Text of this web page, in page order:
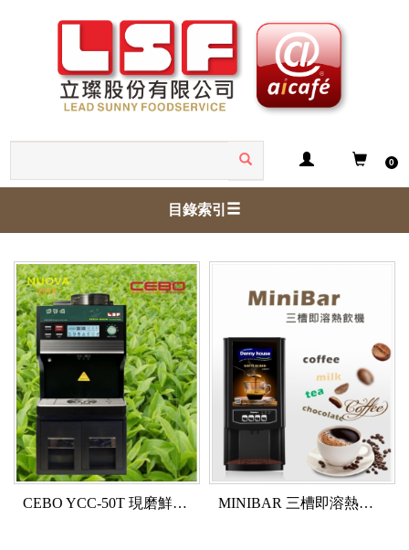
0
目錄索引
CEBO YCC-50T 現磨鮮茶機 MINIBAR 三槽即溶熱飲機